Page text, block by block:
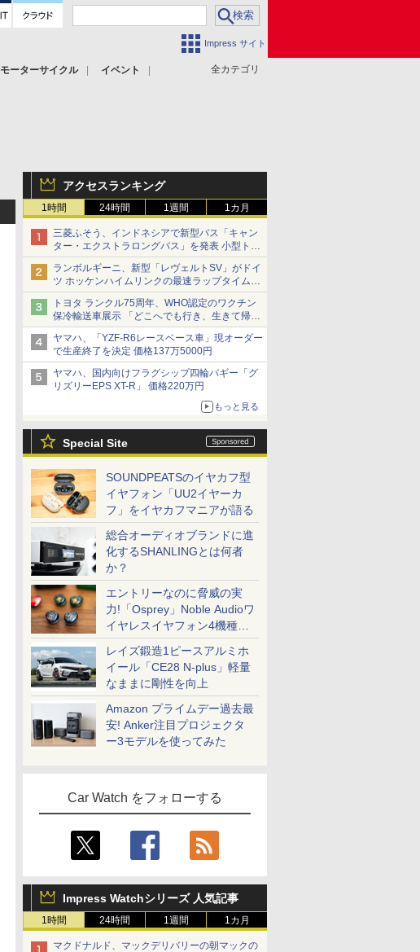
Impress サイト
全カテゴリ
モーターサイクル
イベント
アクセスランキング
1時間 24時間 1週間 1カ月
三菱ふそう、インドネシアで新型バス「キャン
ター・エクストラロングバス」を発表 小型トラ
ックベースの観光・旅客輸送向けバス
ランボルギーニ、新型「レヴェルトSV」がドイ
ツ ホッケンハイムリンクの最速ラップタイムを
記録
トヨタ ランクル75周年、WHO認定のワクチン
保冷輸送車展示 「どこへでも行き、生きて帰っ
てこられる」ランドクルーザーで命をつなぐ
ヤマハ、「YZF-R6レースベース車」現オーダー
で生産終了を決定 価格137万5000円
ヤマハ、国内向けフラグシップ四輪バギー「グ
リズリーEPS XT-R」 価格220万円
もっと見る
Special Site
SOUNDPEATSのイヤカフ型
イヤフォン「UU2イヤーカ
フ」をイヤカフマニアが語る
総合オーディオブランドに進
化するSHANLINGとは何者
か？
エントリーなのに脅威の実
力!「Osprey」Noble Audioワ
イヤレスイヤフォン4機種を
一気に聴く
レイズ鍛造1ピースアルミホ
イール「CE28 N-plus」軽量
なままに剛性を向上
Amazon プライムデー過去最
安! Anker注目プロジェクタ
ー3モデルを使ってみた
Car Watch をフォローする
Impress Watchシリーズ 人気記事
1時間 24時間 1週間 1カ月
マクドナルド、マックデリバリーの朝マックの